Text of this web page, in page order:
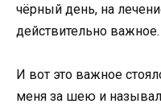
чёрный день, на
действительно важное.
И вот это важное
меня за шею и